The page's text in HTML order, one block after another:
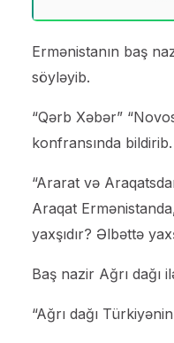
Ermənistanın baş
söyləyib.
“Qərb Xəbər”
konfransında bildirib.
“Ararat və
Araqat
yaxşıdır? Əlbəttə
Baş nazir Ağrı dağı
“Ağrı dağı